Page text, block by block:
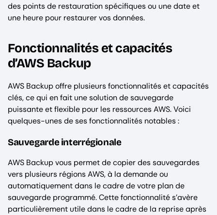
des points de restauration spécifiques ou une date et
une heure pour restaurer vos données.
Fonctionnalités et capacités
d’AWS Backup
AWS Backup offre plusieurs fonctionnalités et capacités
clés, ce qui en fait une solution de sauvegarde
puissante et flexible pour les ressources AWS. Voici
quelques-unes de ses fonctionnalités notables :
Sauvegarde interrégionale
AWS Backup vous permet de copier des sauvegardes
vers plusieurs régions AWS, à la demande ou
automatiquement dans le cadre de votre plan de
sauvegarde programmé. Cette fonctionnalité s’avère
particulièrement utile dans le cadre de la reprise après